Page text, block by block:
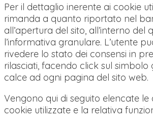
Per il dettaglio inerente ai cookie
rimanda a quanto riportato nel
all’apertura del sito, all’interno del
l’informativa granulare. L’utente
rivedere lo stato dei consensi in
rilasciati, facendo click sul
calce ad ogni pagina del sito web.
Vengono qui di seguito elencate le
cookie utilizzate e la relativa